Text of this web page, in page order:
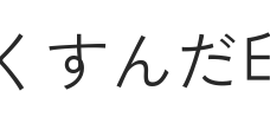
すんだ